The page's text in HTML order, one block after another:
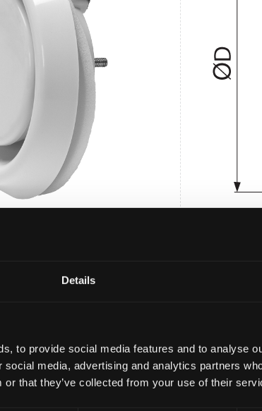
Details
to provide social media features and to analyse
media, advertising and analytics partners
or that they’ve collected from your use of their
przeznaczony do montażu na ścianie lub
służą płaskie uchwyty sprężynowe.